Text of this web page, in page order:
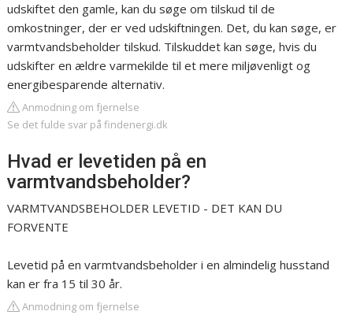
udskiftet den gamle, kan du søge om tilskud til de
omkostninger, der er ved udskiftningen. Det, du kan søge, er
varmtvandsbeholder tilskud. Tilskuddet kan søge, hvis du
udskifter en ældre varmekilde til et mere miljøvenligt og
energibesparende alternativ.
Anmodning om fjernelse
Se det fulde svar på findenergi.dk
Hvad er levetiden på en
varmtvandsbeholder?
VARMTVANDSBEHOLDER LEVETID - DET KAN DU
FORVENTE
Levetid på en varmtvandsbeholder i en almindelig husstand
kan er fra 15 til 30 år.
Anmodning om fjernelse